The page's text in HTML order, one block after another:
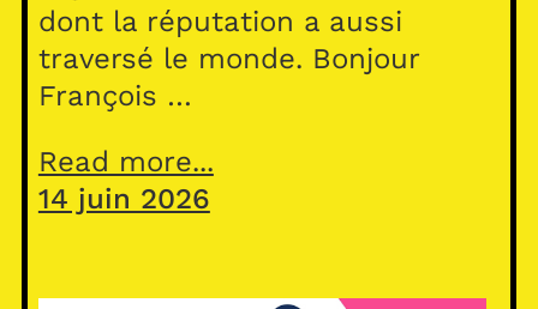
dont la réputation a aussi
traversé le monde. Bonjour
François …
Read more...
14 juin 2026